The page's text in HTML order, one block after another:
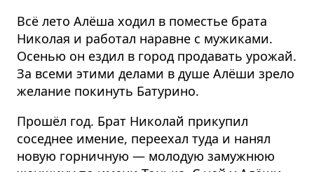
Всё лето Алёша ходил в поместье брата
Николая и работал наравне с мужиками.
Осенью он ездил в город продавать урожай.
За всеми этими делами в душе Алёши зрело
желание покинуть Батурино.
Прошёл год. Брат Николай прикупил
соседнее имение, переехал туда и нанял
новую горничную — молодую замужнюю